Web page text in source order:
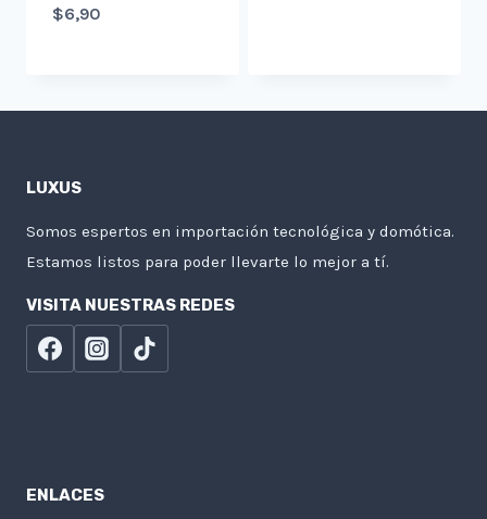
$6,90
LUXUS
Somos espertos en importación tecnológica y domótica.
Estamos listos para poder llevarte lo mejor a tí.
VISITA NUESTRAS REDES
ENLACES